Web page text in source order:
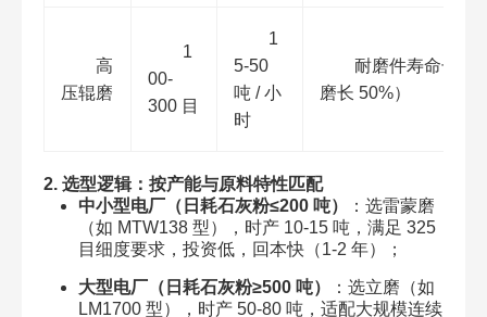
高
压辊磨
1
00-
300 目
1
5-50
吨 / 小
时
耐磨件寿命长（
磨长 50%）
2. 选型逻辑：按产能与原料特性匹配
中小型电厂（日耗石灰粉≤200 吨）
：选雷蒙磨
（如 MTW138 型），时产 10-15 吨，满足 325
目细度要求，投资低，回本快（1-2 年）；
大型电厂（日耗石灰粉≥500 吨）
：选立磨（如
LM1700 型），时产 50-80 吨，适配大规模连续